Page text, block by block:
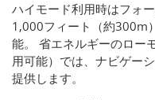
ハイモード利用時はフォ
1,000フィート（約300m
能。 省エネルギーのロー
用可能）では、ナビゲー
提供します。